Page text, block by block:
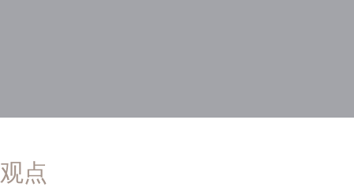
观点